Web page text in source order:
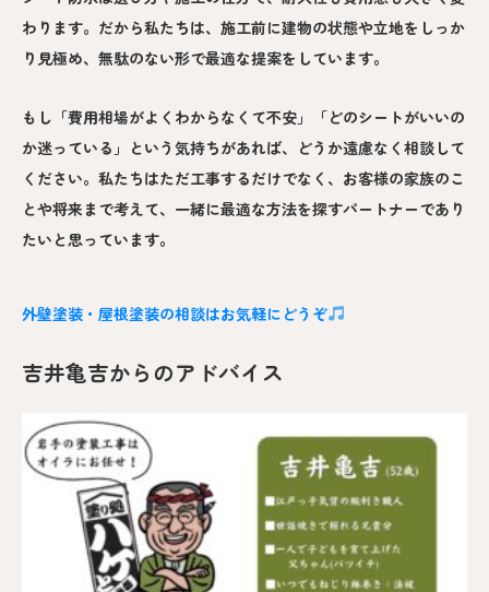
わります。だから私たちは、施工前に建物の状態や立地をしっか
り見極め、無駄のない形で最適な提案をしています。
もし「費用相場がよくわからなくて不安」「どのシートがいいの
か迷っている」という気持ちがあれば、どうか遠慮なく相談して
ください。私たちはただ工事するだけでなく、お客様の家族のこ
とや将来まで考えて、一緒に最適な方法を探すパートナーであり
たいと思っています。
外壁塗装・屋根塗装の相談はお気軽にどうぞ
吉井亀吉からのアドバイス